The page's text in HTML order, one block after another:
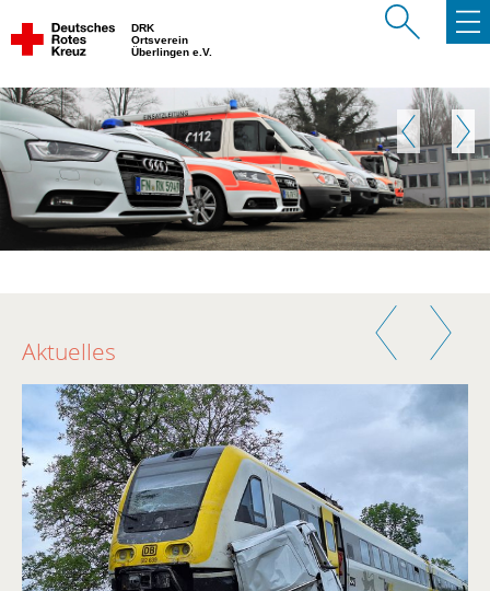
DRK
Ortsverein
Überlingen e.V.
Zurück
Aktuelles
Zurück Weiter